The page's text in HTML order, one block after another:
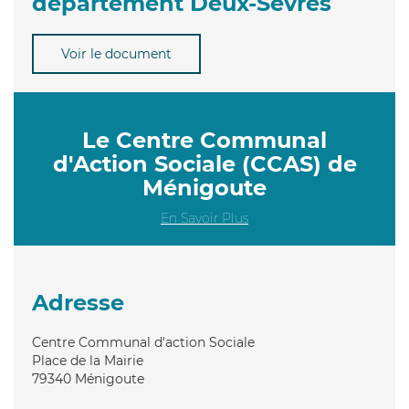
Voir le document
Le Centre Communal
d'Action Sociale (CCAS) de
Ménigoute
En Savoir Plus
Adresse
Centre Communal d'action Sociale
Place de la Mairie
79340 Ménigoute